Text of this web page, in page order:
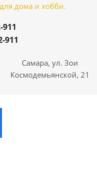
дома и хобби.
911
911
Самара, ул. Зои
Космодемьянской, 21